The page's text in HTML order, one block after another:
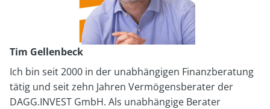
Tim Gellenbeck
Ich bin seit 2000 in der unabhängigen Finanzberatung
tätig und seit zehn Jahren Vermögensberater der
DAGG.INVEST GmbH. Als unabhängige Berater